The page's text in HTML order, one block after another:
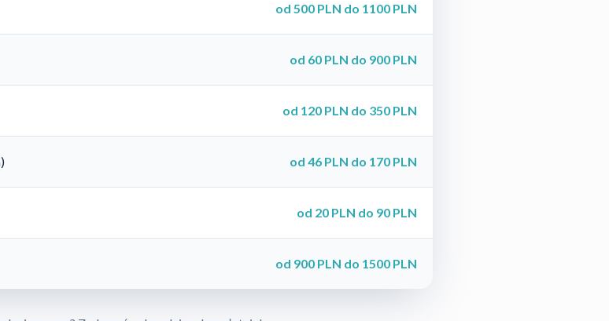
od 500 PLN do 1100 PLN
od 60 PLN do 900 PLN
od 120 PLN do 350 PLN
od 46 PLN do 170 PLN
od 20 PLN do 90 PLN
od 900 PLN do 1500 PLN